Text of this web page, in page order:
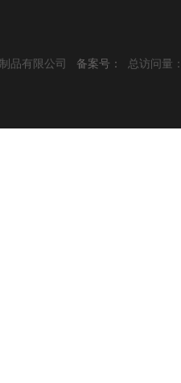
品有限公司 备案号： 总访问量